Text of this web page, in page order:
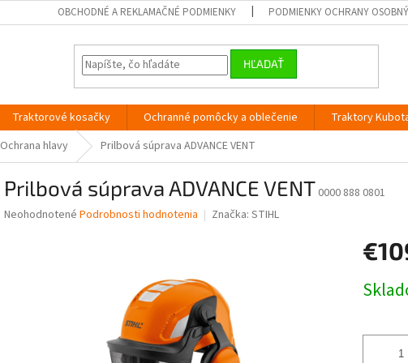
OBCHODNÉ A REKLAMAČNÉ PODMIENKY PODMIENKY OCHRANY
HĽADAŤ
Traktorové kosačky Ochranné pomôcky a oblečenie Traktory
Ochrana hlavy Prilbová súprava ADVANCE VENT
Prilbová súprava ADVANCE VENT 0000 888 0801
Priemerné
Neohodnotené Podrobnosti hodnotenia Značka: STIHL
cena: